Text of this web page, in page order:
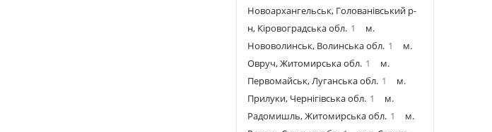
Новоархангельськ, Голованівський р-
н, Кіровоградська обл. 1
м.
Нововолинськ, Волинська обл. 1
м.
Овруч, Житомирська обл. 1
м.
Первомайськ, Луганська обл. 1
м.
Прилуки, Чернігівська обл. 1
м.
Радомишль, Житомирська обл. 1
м.